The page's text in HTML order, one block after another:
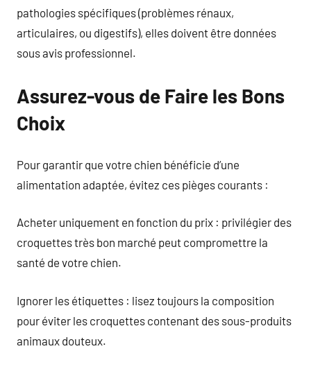
pathologies spécifiques (problèmes rénaux,
articulaires, ou digestifs), elles doivent être données
sous avis professionnel.
Assurez-vous de Faire les Bons
Choix
Pour garantir que votre chien bénéficie d’une
alimentation adaptée, évitez ces pièges courants :
Acheter uniquement en fonction du prix : privilégier des
croquettes très bon marché peut compromettre la
santé de votre chien.
Ignorer les étiquettes : lisez toujours la composition
pour éviter les croquettes contenant des sous-produits
animaux douteux.